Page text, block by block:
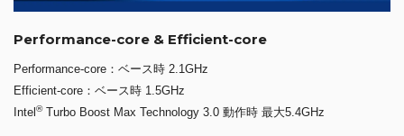
Performance-core & Efficient-core
Performance-core：ベース時 2.1GHz
Efficient-core：ベース時 1.5GHz
Intel®Turbo Boost Max Technology 3.0 動作時 最大5.4GHz